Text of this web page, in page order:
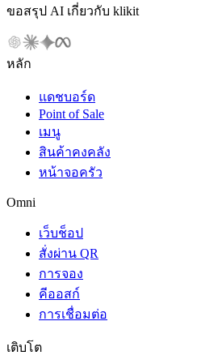
ขอสรุป AI เกี่ยวกับ klikit
หลัก
แดชบอร์ด
Point of Sale
เมนู
สินค้าคงคลัง
หน้าจอครัว
Omni
เว็บช็อป
สั่งผ่าน QR
การจอง
คีออสก์
การเชื่อมต่อ
เติบโต